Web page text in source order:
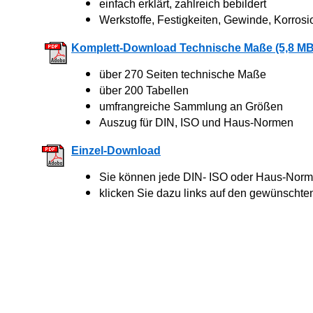
einfach erklärt, zahlreich bebildert
Werkstoffe, Festigkeiten, Gewinde,
Komplett-Download Technische Maße (5,8
über 270 Seiten technische Maße
über 200 Tabellen
umfrangreiche Sammlung an Größen
Auszug für DIN, ISO und Haus-Normen
Einzel-Download
Sie können jede DIN- ISO oder Haus-
klicken Sie dazu links auf den